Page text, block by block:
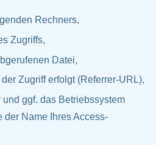
Rechners,
Zugriffs,
Datei,
Zugriff erfolgt (Referrer-URL),
ggf. das Betriebssystem
der Name Ihres Access-